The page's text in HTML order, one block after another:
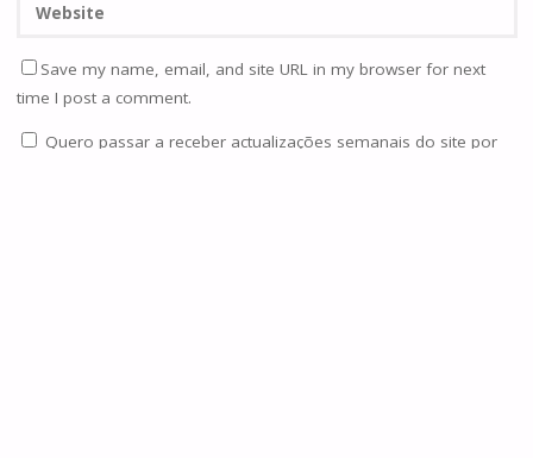
Save my name, email, and site URL in my browser for next
time I post a comment.
Quero passar a receber actualizações semanais do site por